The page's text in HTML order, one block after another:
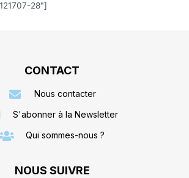
28"]
CONTACT
Nous contacter
S'abonner à la Newsletter
Qui sommes-nous ?
NOUS SUIVRE